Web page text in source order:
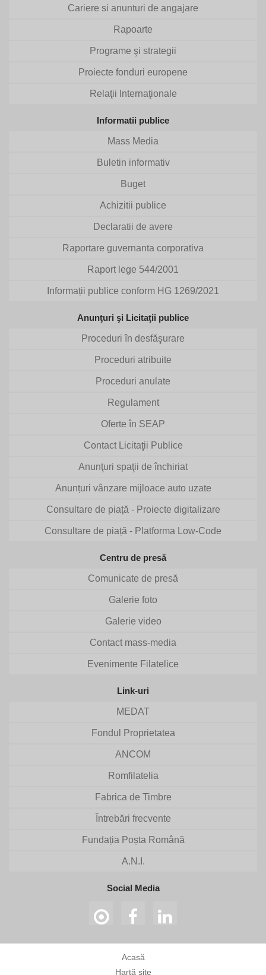
Cariere si anunturi de angajare
Rapoarte
Programe şi strategii
Proiecte fonduri europene
Relaţii Internaţionale
Informatii publice
Mass Media
Buletin informativ
Buget
Achizitii publice
Declaratii de avere
Raportare guvernanta corporativa
Raport lege 544/2001
Informații publice conform HG 1269/2021
Anunţuri şi Licitaţii publice
Proceduri în desfăşurare
Proceduri atribuite
Proceduri anulate
Regulament
Oferte în SEAP
Contact Licitaţii Publice
Anunţuri spaţii de închiriat
Anunțuri vânzare mijloace auto uzate
Consultare de piață - Proiecte digitalizare
Consultare de piață - Platforma Low-Code
Centru de presă
Comunicate de presă
Galerie foto
Galerie video
Contact mass-media
Evenimente Filatelice
Link-uri
MEDAT
Fondul Proprietatea
ANCOM
Romfilatelia
Fabrica de Timbre
Întrebări frecvente
Fundația Poșta Română
A.N.I.
Social Media
Acasă
Hartă site